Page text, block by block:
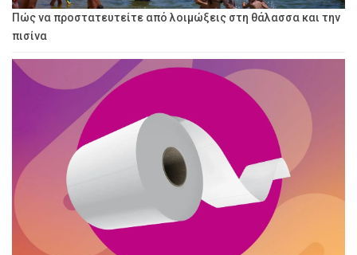
Πώς να προστατευτείτε από λοιμώξεις στη θάλασσα και την
πισίνα